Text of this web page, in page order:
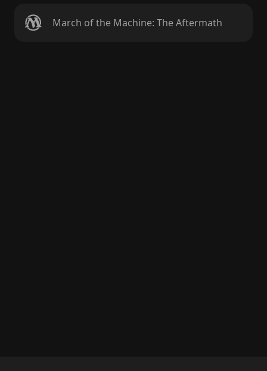
March of the Machine: The Aftermath